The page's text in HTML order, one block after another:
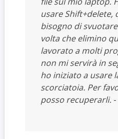
usare Shift+delete,
bisogno di
volta che elimino
lavorato a molti
non mi servirà in
ho iniziato a usare
scorciatoia. Per
posso recuperarli.-